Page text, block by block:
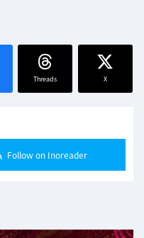
Threads X
Follow on Inoreader